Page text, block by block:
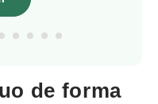
de forma